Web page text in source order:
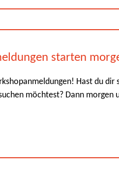
starten
Hast du dir
möchtest? Dann morgen